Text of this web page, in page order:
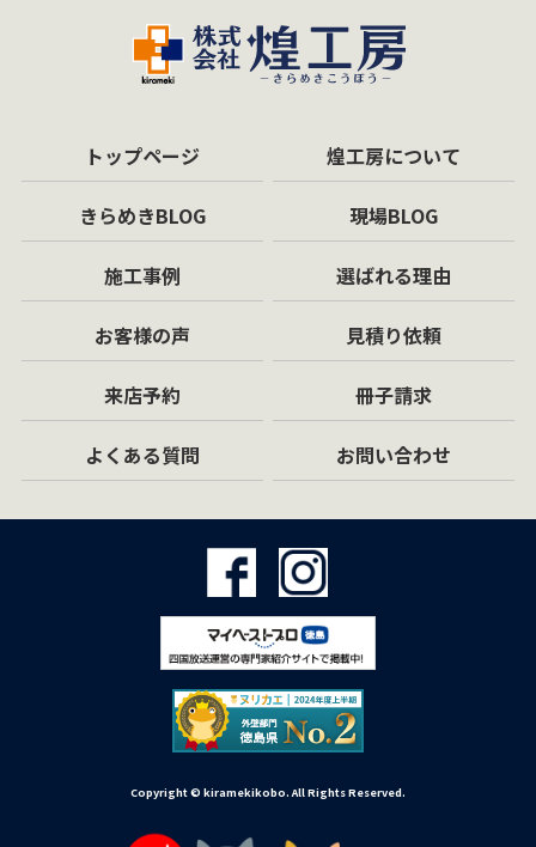
トップページ 煌工房について
きらめきBLOG 現場BLOG
施工事例 選ばれる理由
お客様の声 見積り依頼
来店予約 冊子請求
よくある質問 お問い合わせ
Copyright © kiramekikobo. All Rights Reserved.